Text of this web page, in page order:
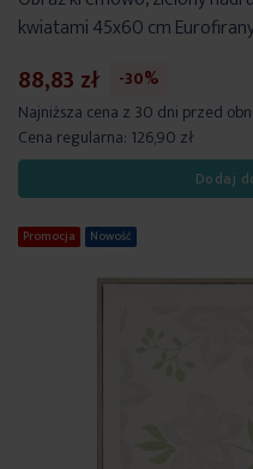
kwiatami 45x60 cm
88,83 zł
-30%
Najniższa cena z 30 dni przed
Cena regularna: 126,90 zł
Dodaj
Promocja Nowość